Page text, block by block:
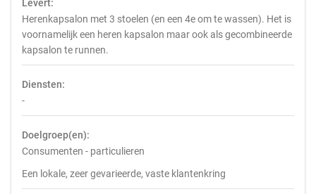
Levert:
Herenkapsalon met 3 stoelen (en een 4e om te wassen). Het is
voornamelijk een heren kapsalon maar ook als gecombineerde
kapsalon te runnen.
Diensten:
-
Doelgroep(en):
Consumenten - particulieren
Een lokale, zeer gevarieerde, vaste klantenkring